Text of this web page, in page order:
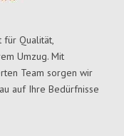
für Qualität,
Umzug. Mit
Team sorgen wir
auf Ihre Bedürfnisse